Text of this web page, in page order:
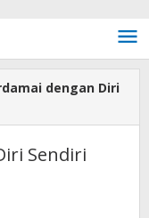
dengan Diri
Sendiri